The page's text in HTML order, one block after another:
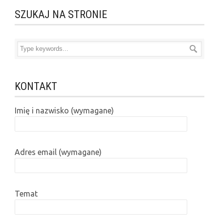
SZUKAJ NA STRONIE
KONTAKT
Imię i nazwisko (wymagane)
Adres email (wymagane)
Temat